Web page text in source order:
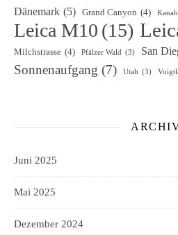
Dänemark (5) Grand Canyon (4) Kanab
Leica M10 (15)
Milchstrasse (4) Pfälzer Wald (3) San
Sonnenaufgang (7) Utah (3)
Juni 2025
Mai 2025
Dezember 2024